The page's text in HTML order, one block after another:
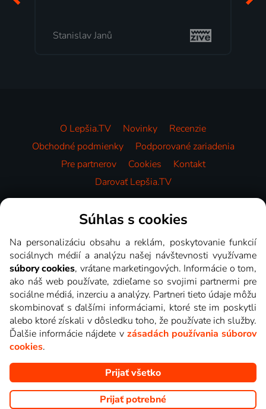
Stanislav Janů
O Lepšia.TV Novinky
Recenzie
Obchodné podmienky
Podporované zariadenia
Pre partnerov
Cookies
Kontakt
Darovať Lepšia.TV
Videotéka
Copyright © goNET s.r.o. Na tomto webe sú zobrazované obrázky
z relácií TV staníc, ktoré môžete sledovať v Lepšia.TV.
Súhlas s cookies
Na personalizáciu obsahu a reklám, poskytovanie funkcií
sociálnych médií a analýzu našej návštevnosti využívame
súbory cookies, vrátane marketingových. Informácie o tom,
ako náš web používate, zdieľame so svojimi partnermi pre
sociálne médiá, inzerciu a analýzy. Partneri tieto údaje môžu
skombinovať s ďalšími informáciami, ktoré ste im poskytli
alebo ktoré získali v dôsledku toho, že používate ich služby.
Ďalšie informácie nájdete v zásadách používania súborov
cookies.
Prijať všetko
Prijať potrebné